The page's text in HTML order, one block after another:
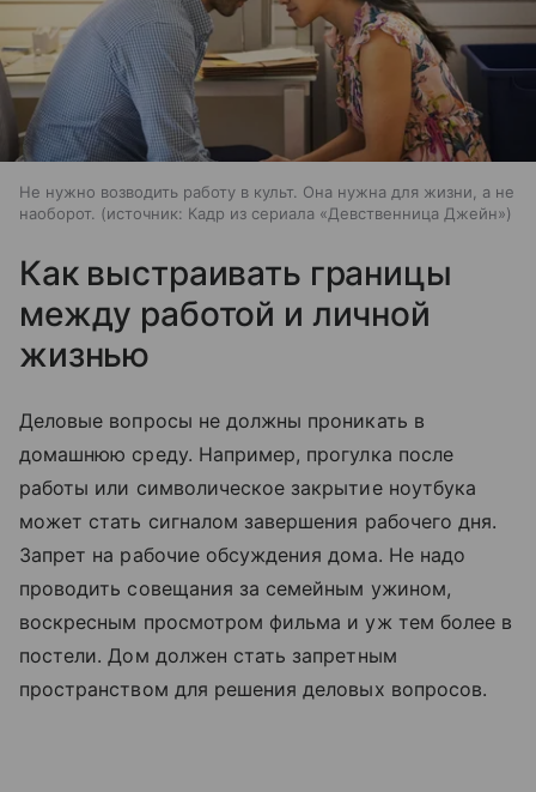
Не нужно возводить работу в культ. Она нужна для жизни, а не
наоборот.
источник: Кадр из сериала «Девственница Джейн»
Как выстраивать границы
между работой и личной
жизнью
Деловые вопросы не должны проникать в
домашнюю среду. Например, прогулка после
работы или символическое закрытие ноутбука
может стать сигналом завершения рабочего дня.
Запрет на рабочие обсуждения дома. Не надо
проводить совещания за семейным ужином,
воскресным просмотром фильма и уж тем более в
постели. Дом должен стать запретным
пространством для решения деловых вопросов.